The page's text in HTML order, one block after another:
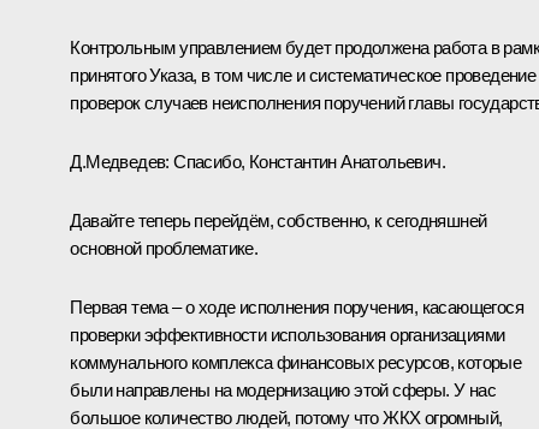
Контрольным управлением будет продолжена работа в
принятого Указа, в том числе и систематическое проведение
проверок случаев неисполнения поручений главы
Д.Медведев: Спасибо, Константин Анатольевич.
Давайте теперь перейдём, собственно, к сегодняшней
основной проблематике.
Первая тема – о ходе исполнения поручения, касающегося
проверки эффективности использования организациями
коммунального комплекса финансовых ресурсов, которые
были направлены на модернизацию этой сферы. У нас
большое количество людей, потому что ЖКХ огромный,